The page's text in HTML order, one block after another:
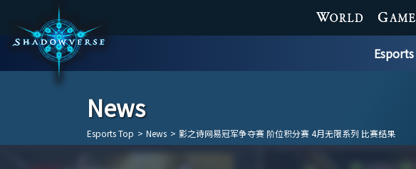
WORLD
Esports
News
Esports Top > News > 影之诗网易冠军争夺赛 阶位积分赛 4月无限系列 比赛结果